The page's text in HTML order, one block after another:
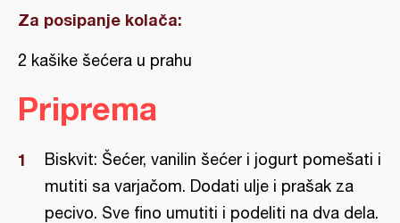
Za posipanje kolača:
2 kašike šećera u prahu
Priprema
Biskvit: Šećer, vanilin šećer i jogurt pomešati i
mutiti sa varjačom. Dodati ulje i prašak za
pecivo. Sve fino umutiti i podeliti na dva dela.